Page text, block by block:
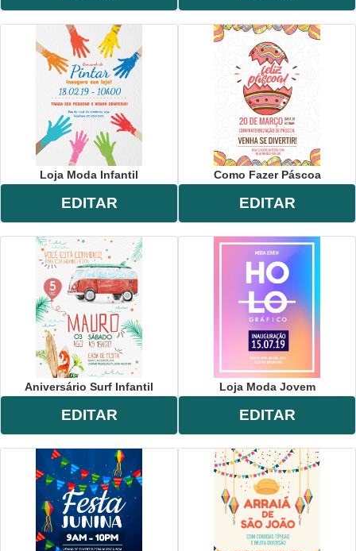
Loja Moda Infantil
EDITAR
Como Fazer Páscoa
EDITAR
Aniversário Surf Infantil
EDITAR
Loja Moda Jovem
EDITAR